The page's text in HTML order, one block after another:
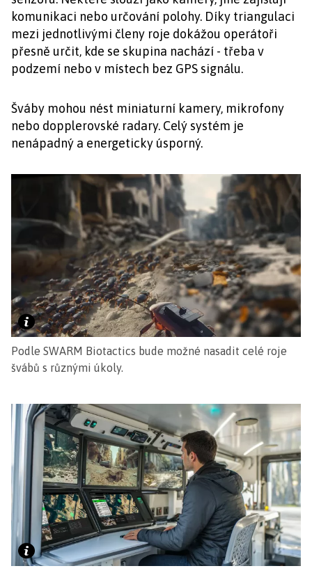
komunikaci nebo určování polohy. Díky triangulaci
mezi jednotlivými členy roje dokážou operátoři
přesně určit, kde se skupina nachází - třeba v
podzemí nebo v místech bez GPS signálu.
Šváby mohou nést miniaturní kamery, mikrofony
nebo dopplerovské radary. Celý systém je
nenápadný a energeticky úsporný.
Podle SWARM Biotactics bude možné nasadit celé roje
švábů s různými úkoly.